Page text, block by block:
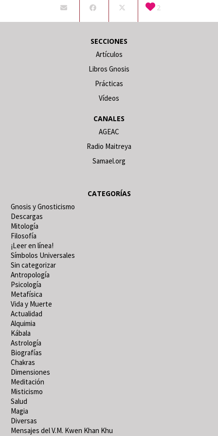
2
SECCIONES
Artículos
Libros Gnosis
Prácticas
Vídeos
CANALES
AGEAC
Radio Maitreya
Samael.org
CATEGORÍAS
Gnosis y Gnosticismo
Descargas
Mitología
Filosofía
¡Leer en línea!
Símbolos Universales
Sin categorizar
Antropología
Psicología
Metafísica
Vida y Muerte
Actualidad
Alquimia
Kábala
Astrología
Biografías
Chakras
Dimensiones
Meditación
Misticismo
Salud
Magia
Diversas
Mensajes del V.M. Kwen Khan Khu